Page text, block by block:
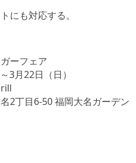
にも対応する。
ーフェア
3月22日（日）
2丁目6-50 福岡大名ガーデン